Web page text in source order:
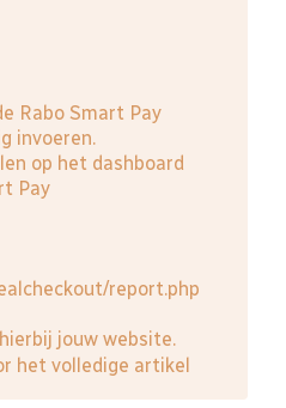
Rabo Smart Pay
invoeren.
op het dashboard
Pay
report.php
jouw website.
het volledige artikel